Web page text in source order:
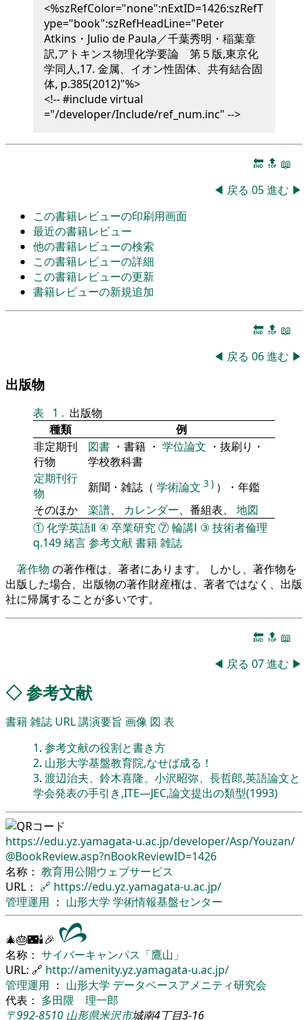
<%szRefColor="none":nExtID=1426:szRefT
ype="book":szRefHeadLine="Peter
Atkins・Julio de Paula／千葉秀明・稲葉章
訳,アトキンス物理化学要論 第５版,東京化
学同人,17. 金属、イオン性固体、共有結合固
体, p.385(2012)"%>
<!-- #include virtual
="/developer/Include/ref_num.inc" -->
🔚 🔝 📖
◀ 戻る 05進む ▶
この書籍レビューの印刷用画面
最近の書籍レビュー
他の書籍レビューの検索
この書籍レビューの詳細
この書籍レビューの更新
書籍レビューの新規追加
🔚 🔝 📖
◀ 戻る 06進む ▶
出版物
表 1 . 出版物
種類
例
非定期刊
行物
図書 ・書籍 ・ 学位論文 ・抜刷り・
学校教科書
定期刊行
物
新聞・雑誌（ 学術論文 3 ) ）・年鑑
そのほか
楽譜、 カレンダー、番組表、 地図
①化学英語Ⅱ ④卒業研究⑦輪講Ⅰ ③技術者倫理
q.149緒言参考文献書籍雑誌
著作物 の著作権は、著者にあります。 しかし、著作物を
出版した場合、出版物の著作財産権は、著者ではなく、出版
社に帰属することが多いです。
🔚 🔝 📖
◀ 戻る 07進む ▶
◇参考文献
書籍雑誌 URL講演要旨 画像 図 表
1. 参考文献の役割と書き方
2. 山形大学基盤教育院,なせば成る！
3. 渡辺治夫、鈴木喜隆、小沢昭弥、長哲郎,英語論文と
学会発表の手引き,ITE―JEC,論文提出の類型(1993)
https://edu.yz.yamagata-u.ac.jp/developer/Asp/Youzan/
@BookReview.asp?nBookReviewID=1426
名称： 教育用公開ウェブサービス
URL： 🔗 https://edu.yz.yamagata-u.ac.jp/
管理運用 ： 山形大学 学術情報基盤センター
🎄🎂🌃🕯🎉
名称： サイバーキャンパス「鷹山」
URL: 🔗 http://amenity.yz.yamagata-u.ac.jp/
管理運用 ： 山形大学 データベースアメニティ研究会
代表： 多田隈 理一郎
〒992-8510 山形県米沢市城南4丁目3-16